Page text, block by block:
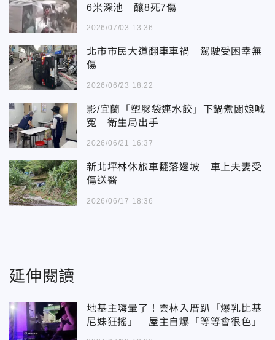
6米深池 釀8死7傷
2026/07/03 13:36
北市市民大道翻車車禍 駕駛受困幸無
傷
2026/06/23 18:22
影/宜蘭「塑膠袋連水餃」下鍋煮闆娘喊
冤 衛生局出手
2026/06/21 16:37
新北坪林休旅車翻落邊坡 車上夫妻受
傷送醫
2026/06/17 18:36
延伸閱讀
地基主嗨暈了！雲林入厝趴「爆乳比基
尼妹狂搖」 屋主自爆「等等會很色」